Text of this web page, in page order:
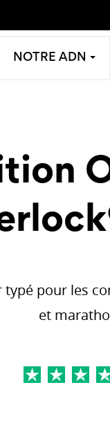
NOTRE ADN
typé pour les
et